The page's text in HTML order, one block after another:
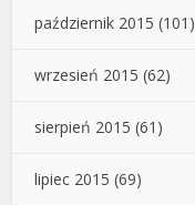
październik 2015 (101)
wrzesień 2015 (62)
sierpień 2015 (61)
lipiec 2015 (69)